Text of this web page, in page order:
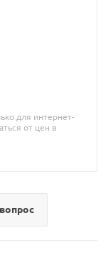
для интернет-
от цен в